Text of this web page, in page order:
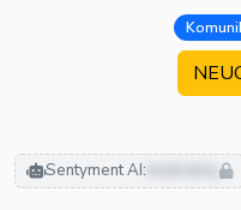
Sentyment AI: neutralny